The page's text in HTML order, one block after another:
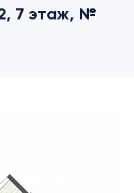
7 этаж, №